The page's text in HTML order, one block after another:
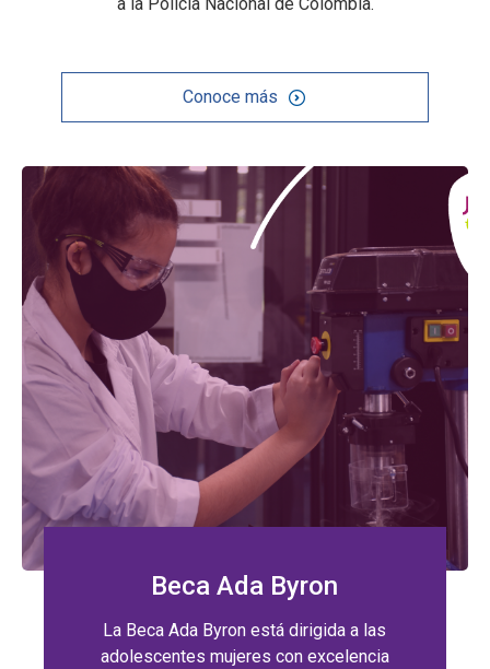
Conoce más
Beca Ada Byron
La Beca Ada Byron está dirigida a las
adolescentes mujeres con excelencia